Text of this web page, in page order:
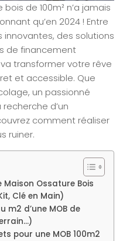
de 100m² n’a jamais
qu’en 2024 ! Entre
des solutions
de financement
transformer votre rêve
et accessible. Que
un passionné
d’un
comment réaliser
ruiner.
Ossature Bois
Clé en Main)
m2 d’une MOB de
pour une MOB 100m2